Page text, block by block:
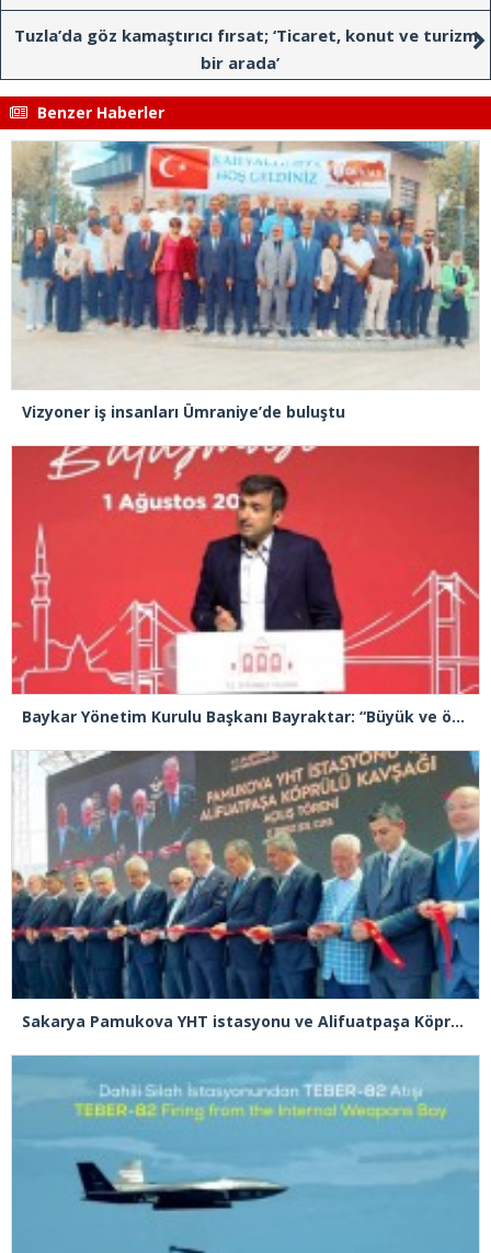
Tuzla’da göz kamaştırıcı fırsat; ‘Ticaret, konut ve turizm
bir arada’
Benzer Haberler
Vizyoner iş insanları Ümraniye’de buluştu
Baykar Yönetim Kurulu Başkanı Bayraktar: “Büyük ve önemli eserler konfor alanının dışında kalmaya razı olanlar tarafından gerçekleştirildi”
Sakarya Pamukova YHT istasyonu ve Alifuatpaşa Köprülü Kavşağı açılışı gerçekleşti